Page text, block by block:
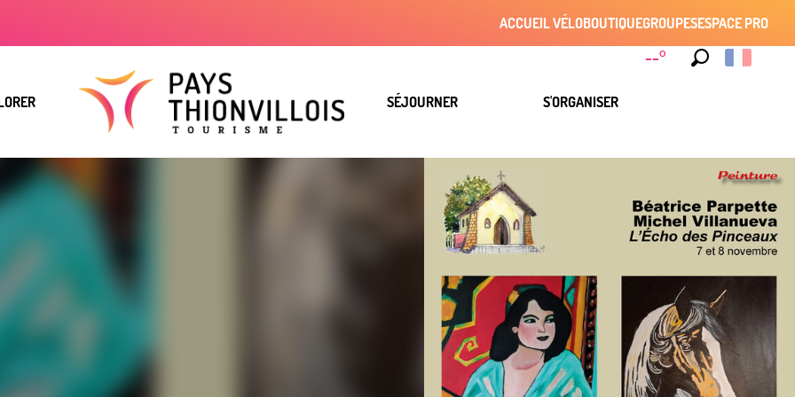
--°
ACCUEIL VÉLOBOUTIQUEGROUPESESPACE PRO
SÉJOURNER S'ORGANISER